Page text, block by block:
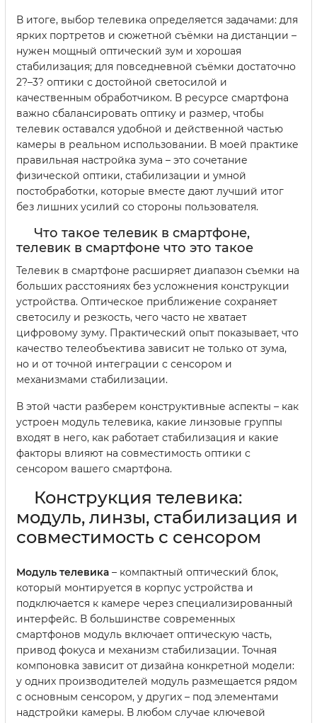
В итоге, выбор телевика определяется задачами: для
ярких портретов и сюжетной съёмки на дистанции –
нужен мощный оптический зум и хорошая
стабилизация; для повседневной съёмки достаточно
2?–3? оптики с достойной светосилой и
качественным обработчиком. В ресурсе смартфона
важно сбалансировать оптику и размер, чтобы
телевик оставался удобной и действенной частью
камеры в реальном использовании. В моей практике
правильная настройка зума – это сочетание
физической оптики, стабилизации и умной
постобработки, которые вместе дают лучший итог
без лишних усилий со стороны пользователя.
Что такое телевик в смартфоне,
телевик в смартфоне что это такое
Телевик в смартфоне расширяет диапазон съемки на
больших расстояниях без усложнения конструкции
устройства. Оптическое приближение сохраняет
светосилу и резкость, чего часто не хватает
цифровому зуму. Практический опыт показывает, что
качество телеобъектива зависит не только от зума,
но и от точной интеграции с сенсором и
механизмами стабилизации.
В этой части разберем конструктивные аспекты – как
устроен модуль телевика, какие линзовые группы
входят в него, как работает стабилизация и какие
факторы влияют на совместимость оптики с
сенсором вашего смартфона.
Конструкция телевика:
модуль, линзы, стабилизация и
совместимость с сенсором
Модуль телевика – компактный оптический блок,
который монтируется в корпус устройства и
подключается к камере через специализированный
интерфейс. В большинстве современных
смартфонов модуль включает оптическую часть,
привод фокуса и механизм стабилизации. Точная
компоновка зависит от дизайна конкретной модели:
у одних производителей модуль размещается рядом
с основным сенсором, у других – под элементами
надстройки камеры. В любом случае ключевой